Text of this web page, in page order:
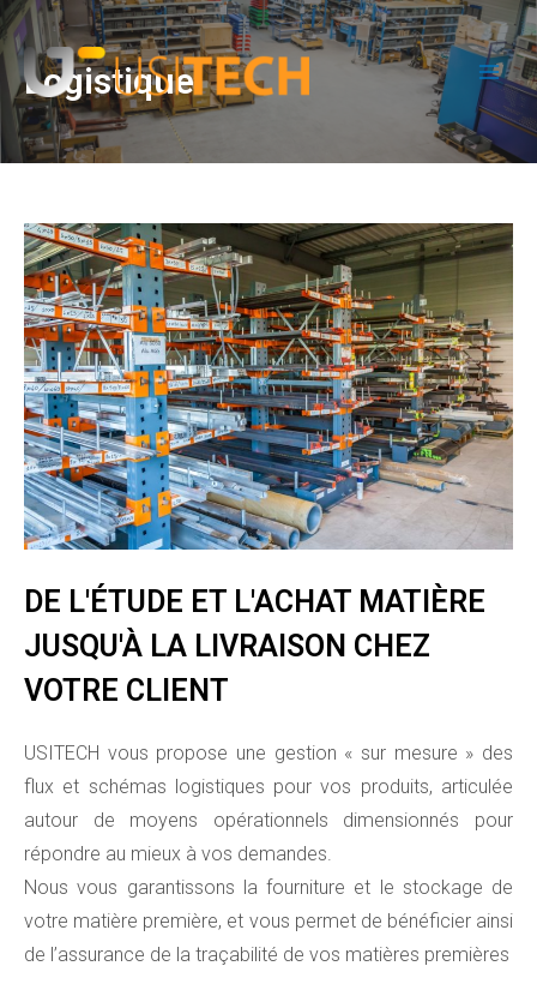
Logistique
DE L'ÉTUDE ET L'ACHAT MATIÈRE
JUSQU'À LA LIVRAISON CHEZ
VOTRE CLIENT
USITECH vous propose une gestion « sur mesure » des
flux et schémas logistiques pour vos produits, articulée
autour de moyens opérationnels dimensionnés pour
répondre au mieux à vos demandes.
Nous vous garantissons la fourniture et le stockage de
votre matière première, et vous permet de bénéficier ainsi
de l’assurance de la traçabilité de vos matières premières